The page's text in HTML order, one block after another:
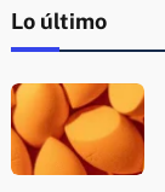
Lo último